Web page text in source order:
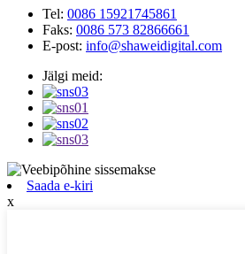
Tel: 0086 15921745861
Faks: 0086 573 82866661
E-post: info@shaweidigital.com
Jälgi meid:
Saada e-kiri
x